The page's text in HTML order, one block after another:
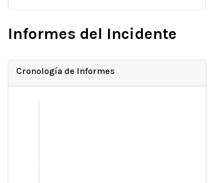
Informes del Incidente
Cronología de Informes